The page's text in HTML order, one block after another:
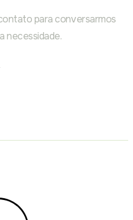
para conversarmos
necessidade.